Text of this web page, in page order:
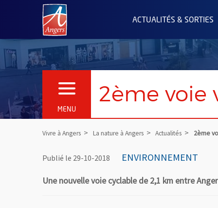
Angers.fr : Retour à l'accueil
ACTUALITÉS & SORTIES
MENU
OUVRIR LE MENU 2ème voie
Vivre à Angers La nature à Angers Actualités 2ème
Publié le 29-10-2018 ENVIRONNEMENT
Une nouvelle voie cyclable de 2,1 km entre